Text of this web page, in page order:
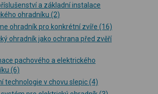
a základní instalace
ohradníku (2)
ohradník pro konkrétní zvíře (16)
ohradník jako ochrana před zvěří
pachového a elektrického
(6)
technologie v chovu slepic(4)